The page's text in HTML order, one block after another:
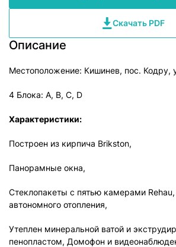
Описание
Местоположение: Кишинев, пос. Кодру,
4 Блока: A, B, C, D
Характеристики:
Построен из кирпича Brikston,
Панорамные окна,
Стеклопакеты с пятью камерами
автономного отопления,
Утеплен минеральной ватой и
пенопластом, Домофон и
Скачать PDF